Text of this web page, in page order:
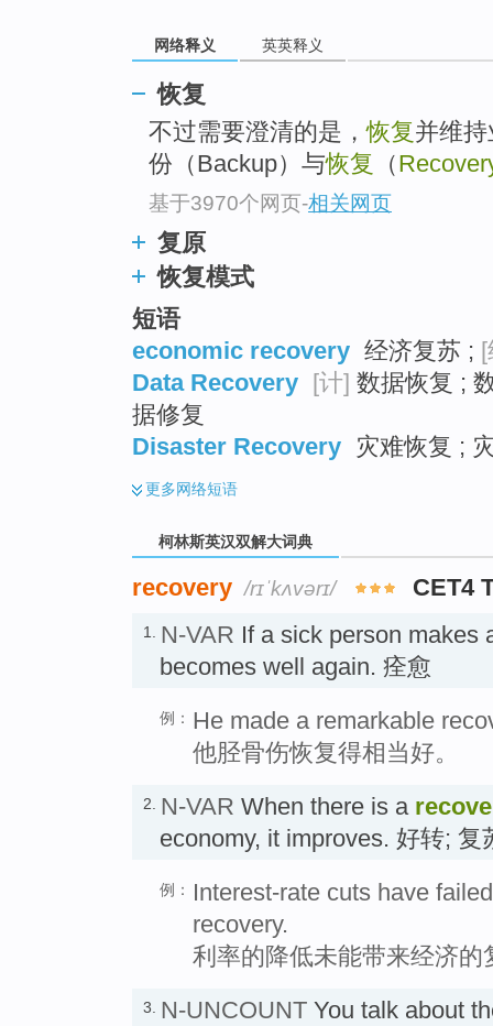
网络释义 英英释义
恢复
不过需要澄清的是，恢复并维
份（Backup）与恢复 （
基于3970个网页-相关网页
复原
恢复模式
短语
economic recovery 经济复苏 ;
Data Recovery
[计] 数据恢复 ;
据修复
Disaster Recovery 灾难恢复 ;
更多网络短语
柯林斯英汉双解大词典
recovery /rɪˈkʌvərɪ/ CET4
1. N-VAR If a sick person makes
becomes well again. 痊愈
例： He made a remarkable
他胫骨伤恢复得相当好。
2. N-VAR When there is a
economy, it improves. 好转; 复
例：
Interest-rate cuts have
recovery.
利率的降低未能带来经济的
3. N-UNCOUNT You talk about